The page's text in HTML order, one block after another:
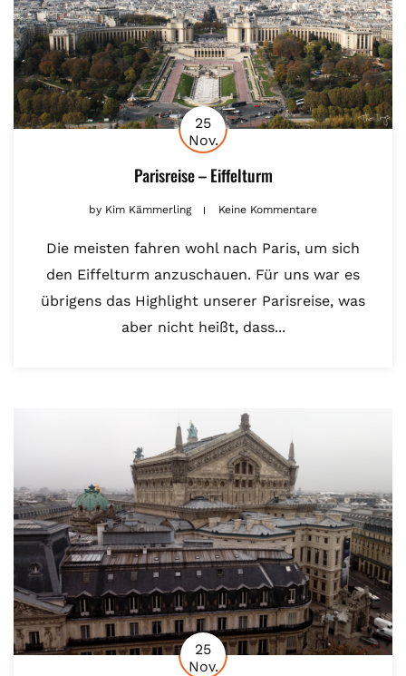
25
Nov.
Parisreise – Eiffelturm
by Kim Kämmerling Keine Kommentare
Die meisten fahren wohl nach Paris, um sich
den Eiffelturm anzuschauen. Für uns war es
übrigens das Highlight unserer Parisreise, was
aber nicht heißt, dass...
25
Nov.